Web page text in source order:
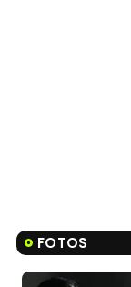
FOTOS